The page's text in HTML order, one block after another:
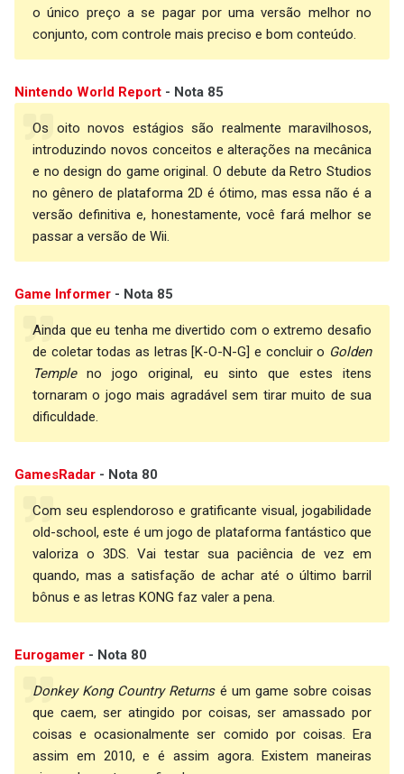
o único preço a se pagar por uma versão melhor no
conjunto, com controle mais preciso e bom conteúdo.
Nintendo World Report - Nota 85
Os oito novos estágios são realmente maravilhosos,
introduzindo novos conceitos e alterações na mecânica
e no design do game original. O debute da Retro Studios
no gênero de plataforma 2D é ótimo, mas essa não é a
versão definitiva e, honestamente, você fará melhor se
passar a versão de Wii.
Game Informer - Nota 85
Ainda que eu tenha me divertido com o extremo desafio
de coletar todas as letras [K-O-N-G] e concluir o Golden
Templeno jogo original, eu sinto que estes itens
tornaram o jogo mais agradável sem tirar muito de sua
dificuldade.
GamesRadar - Nota 80
Com seu esplendoroso e gratificante visual, jogabilidade
old-school, este é um jogo de plataforma fantástico que
valoriza o 3DS. Vai testar sua paciência de vez em
quando, mas a satisfação de achar até o último barril
bônus e as letras KONG faz valer a pena.
Eurogamer - Nota 80
Donkey Kong Country Returnsé um game sobre coisas
que caem, ser atingido por coisas, ser amassado por
coisas e ocasionalmente ser comido por coisas. Era
assim em 2010, e é assim agora. Existem maneiras